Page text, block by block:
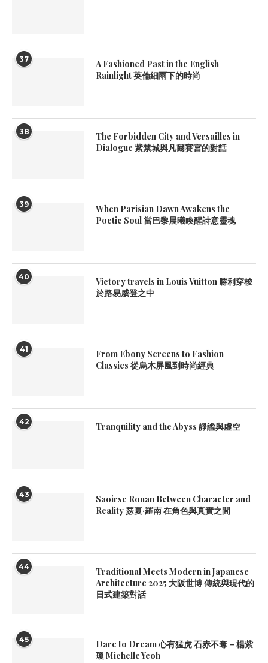
37
A Fashioned Past in the English
Rainlight 英倫細雨下的時尚
38
The Forbidden City and Versailles in
Dialogue 紫禁城與凡爾賽宮的對話
39
When Parisian Dawn Awakens the
Poetic Soul 當巴黎晨曦喚醒詩意靈魂
40
Victory travels in Louis Vuitton 勝利穿梭
於路易威登之中
41
From Ebony Screens to Fashion
Classics 從烏木屏風到時尚經典
42 Tranquility and the Abyss 靜謐與虛空
43
Saoirse Ronan Between Character and
Reality 瑟夏·羅南 在角色與真實之間
44
Traditional Meets Modern in Japanese
Architecture 2025 大阪世博 傳統與現代的
日式建築對話
45
Dare to Dream 心有猛虎 石赤不奪 – 楊紫
瓊 Michelle Yeoh